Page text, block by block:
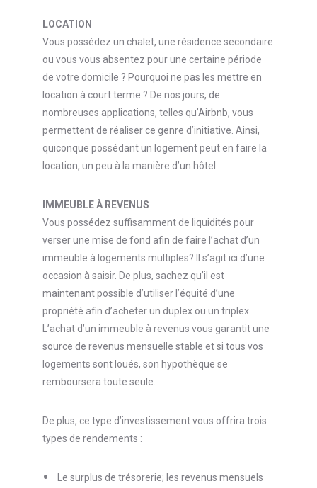
LOCATION
Vous possédez un chalet, une résidence secondaire
ou vous vous absentez pour une certaine période
de votre domicile ? Pourquoi ne pas les mettre en
location à court terme ? De nos jours, de
nombreuses applications, telles qu’Airbnb, vous
permettent de réaliser ce genre d’initiative. Ainsi,
quiconque possédant un logement peut en faire la
location, un peu à la manière d’un hôtel.
IMMEUBLE À REVENUS
Vous possédez suffisamment de liquidités pour
verser une mise de fond afin de faire l’achat d’un
immeuble à logements multiples? Il s’agit ici d’une
occasion à saisir. De plus, sachez qu’il est
maintenant possible d’utiliser l’équité d’une
propriété afin d’acheter un duplex ou un triplex.
L’achat d’un immeuble à revenus vous garantit une
source de revenus mensuelle stable et si tous vos
logements sont loués, son hypothèque se
remboursera toute seule.
De plus, ce type d’investissement vous offrira trois
types de rendements :
Le surplus de trésorerie; les revenus mensuels